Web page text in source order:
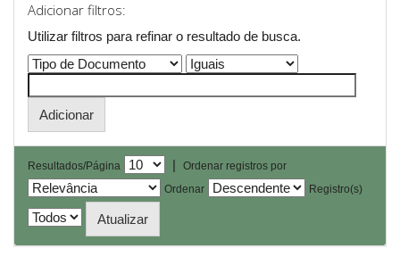
Adicionar filtros:
Utilizar filtros para refinar o resultado de busca.
Resultados/Página |
Ordenar registros por
Ordenar
Registro(s)